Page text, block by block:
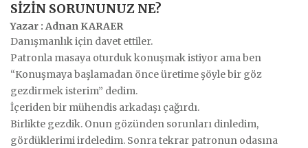
SIZIN SORUNUNUZ NE?
Yazar : Adnan KARAER
Danışmanlık için davet ettiler.
Patronla masaya oturduk konuşmak istiyor ama ben
“Konuşmaya başlamadan önce üretime şöyle bir göz
gezdirmek isterim” dedim.
İçeriden bir mühendis arkadaşı çağırdı.
Birlikte gezdik. Onun gözünden sorunları dinledim,
gördüklerimi irdeledim. Sonra tekrar patronun odasına